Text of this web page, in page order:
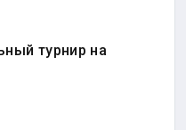
турнир на